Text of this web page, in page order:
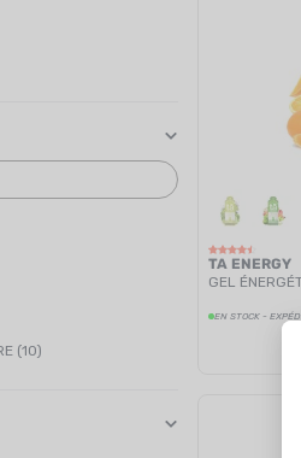
(10)
TA ENERGY
GEL
EN STOCK -